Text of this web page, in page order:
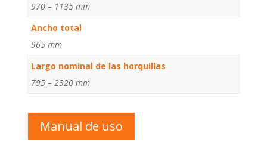
970 – 1135 mm
Ancho total
965 mm
Largo nominal de las horquillas
795 – 2320 mm
Manual de uso